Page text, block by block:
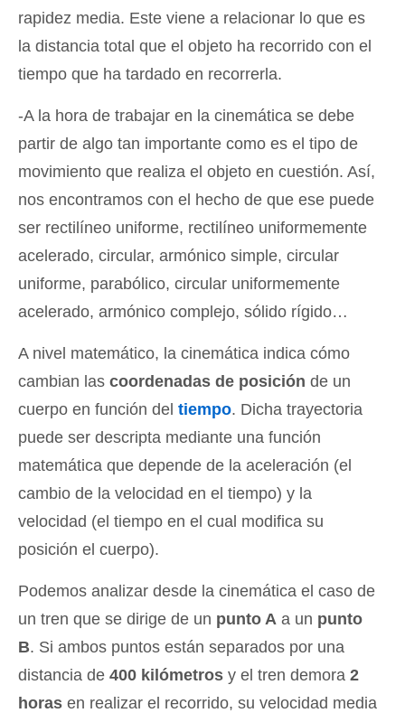
rapidez media. Este viene a relacionar lo que es
la distancia total que el objeto ha recorrido con el
tiempo que ha tardado en recorrerla.
-A la hora de trabajar en la cinemática se debe
partir de algo tan importante como es el tipo de
movimiento que realiza el objeto en cuestión. Así,
nos encontramos con el hecho de que ese puede
ser rectilíneo uniforme, rectilíneo uniformemente
acelerado, circular, armónico simple, circular
uniforme, parabólico, circular uniformemente
acelerado, armónico complejo, sólido rígido…
A nivel matemático, la cinemática indica cómo
cambian las coordenadas de posición de un
cuerpo en función del tiempo. Dicha trayectoria
puede ser descripta mediante una función
matemática que depende de la aceleración (el
cambio de la velocidad en el tiempo) y la
velocidad (el tiempo en el cual modifica su
posición el cuerpo).
Podemos analizar desde la cinemática el caso de
un tren que se dirige de un punto A a un punto
B. Si ambos puntos están separados por una
distancia de 400 kilómetros y el tren demora 2
horas en realizar el recorrido, su velocidad media